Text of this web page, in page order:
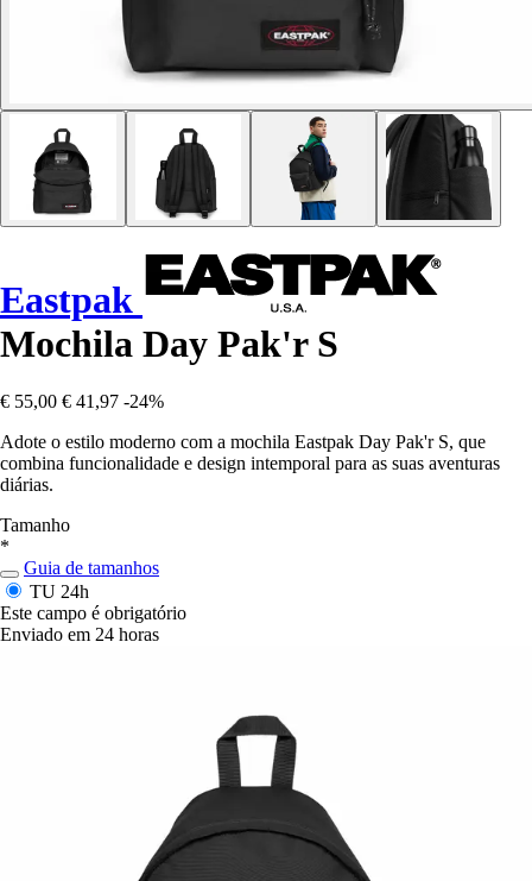
Eastpak
Mochila Day Pak'r S
€ 55,00 € 41,97 -24%
Adote o estilo moderno com a mochila Eastpak Day Pak'r S, que
combina funcionalidade e design intemporal para as suas aventuras
diárias.
Tamanho
*
Guia de tamanhos
TU 24h
Este campo é obrigatório
Enviado em 24 horas